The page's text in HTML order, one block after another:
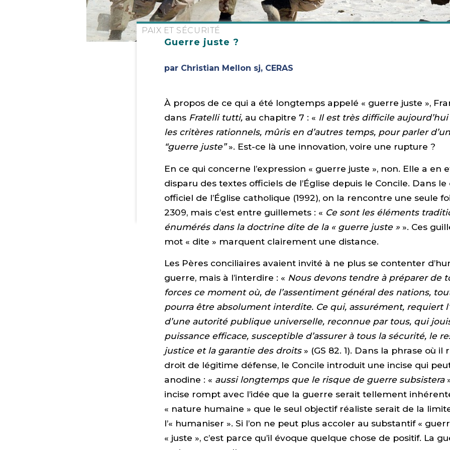
Guerre juste ?
PAIX ET SÉCURITÉ
par Christian Mellon sj, CERAS
À propos de ce qui a été longtemps appelé « guerre juste »,
dans Fratelli tutti, au chapitre 7 : « Il est très difficile
les critères rationnels, mûris en d’autres temps, pour parler
“guerre juste”». Est-ce là une innovation, voire une rupture ?
En ce qui concerne l’expression « guerre juste », non. Elle a en
disparu des textes officiels de l’Église depuis le Concile. Dans
officiel de l’Église catholique (1992), on la rencontre une seule
2309, mais c’est entre guillemets : « Ce sont les éléments
énumérés dans la doctrine dite de la « guerre juste » ». Ces
mot « dite » marquent clairement une distance.
Les Pères conciliaires avaient invité à ne plus se contenter
guerre, mais à l’interdire : « Nous devons tendre à préparer de
forces ce moment où, de l’assentiment général des nations,
pourra être absolument interdite. Ce qui, assurément, requiert
d’une autorité publique universelle, reconnue par tous, qui
puissance efficace, susceptible d’assurer à tous la sécurité, le
justice et la garantie des droits» (GS 82. 1). Dans la phrase où il
droit de légitime défense, le Concile introduit une incise qui
anodine : « aussi longtemps que le risque de guerre subsistera
incise rompt avec l’idée que la guerre serait tellement
« nature humaine » que le seul objectif réaliste serait de la
l’« humaniser ». Si l’on ne peut plus accoler au substantif «
« juste », c’est parce qu’il évoque quelque chose de positif. La